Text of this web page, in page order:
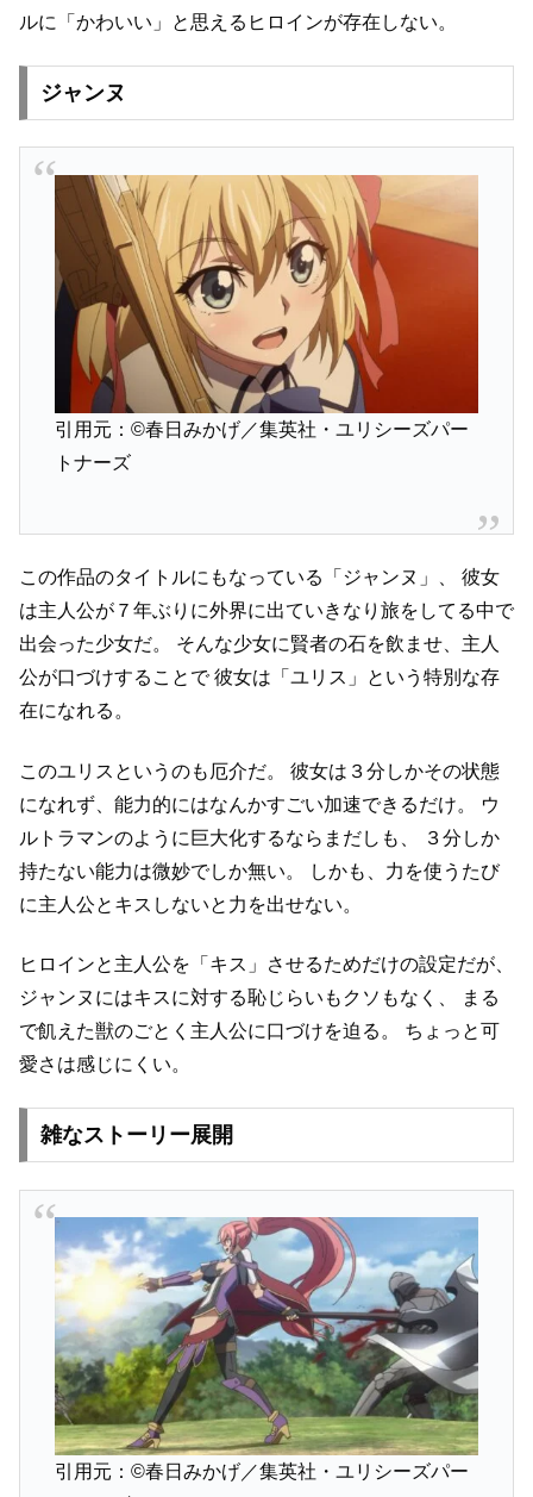
ルに「かわいい」と思えるヒロインが存在しない。
ジャンヌ
引用元：©春日みかげ／集英社・ユリシーズパー
トナーズ
この作品のタイトルにもなっている「ジャンヌ」、
彼女
は主人公が７年ぶりに外界に出ていきなり旅をしてる中で
出会った少女だ。
そんな少女に賢者の石を飲ませ、主人
公が口づけすることで彼女は「ユリス」という特別な存
在になれる。
このユリスというのも厄介だ。
彼女は３分しかその状態
になれず、能力的にはなんかすごい加速できるだけ。
ウ
ルトラマンのように巨大化するならまだしも、
３分しか
持たない能力は微妙でしか無い。
しかも、力を使うたび
に主人公とキスしないと力を出せない。
ヒロインと主人公を「キス」させるためだけの設定だが、
ジャンヌにはキスに対する恥じらいもクソもなく、
まる
で飢えた獣のごとく主人公に口づけを迫る。
ちょっと可
愛さは感じにくい。
雑なストーリー展開
引用元：©春日みかげ／集英社・ユリシーズパー